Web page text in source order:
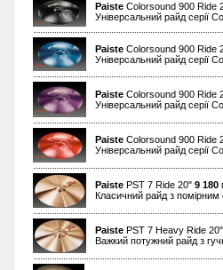
Paiste Colorsound 900 Ride
Універсальний райд серії
Paiste Colorsound 900 Ride
Універсальний райд серії
Paiste Colorsound 900 Ride
Універсальний райд серії
Paiste Colorsound 900 Ride
Універсальний райд серії
Paiste PST 7 Ride 20" 9 180
Класичний райд з
Paiste PST 7 Heavy Ride
Важкий потужний райд з